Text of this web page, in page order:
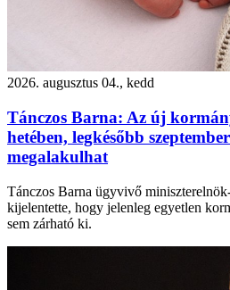
2026. augusztus 04., kedd
Tánczos Barna: Az új
hetében, legkésőbb
megalakulhat
Tánczos Barna ügyvivő
kijelentette, hogy jelenleg egyetlen
sem zárható ki.